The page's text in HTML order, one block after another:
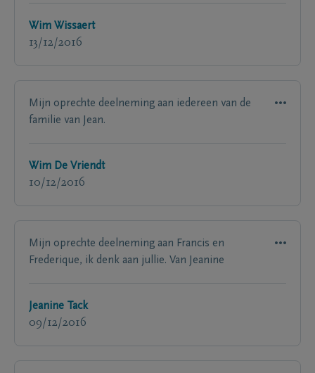
Wim Wissaert
13/12/2016
Mijn oprechte deelneming aan iedereen van de
familie van Jean.
Wim De Vriendt
10/12/2016
Mijn oprechte deelneming aan Francis en
Frederique, ik denk aan jullie. Van Jeanine
Jeanine Tack
09/12/2016